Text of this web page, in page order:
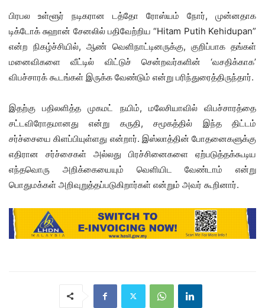
பிரபல உள்ளூர் நடிகரான டத்தோ ரோஸ்யம் நோர், முன்னதாக
டிக்டோக் சுஹான் சேனலில் பதிவேற்றிய “Hitam Putih Kehidupan”
என்ற நிகழ்ச்சியில், ஆண் வெளிநாட்டினருக்கு, குறிப்பாக தங்கள்
மனைவிகளை வீட்டில் விட்டுச் சென்றவர்களின் ‘வசதிக்காக’
விபச்சாரக் கூடங்கள் இருக்க வேண்டும் என்று பரிந்துரைத்திருந்தார்.
இதற்கு பதிலளித்த முகமட் நயிம், மலேசியாவில் விபச்சாரத்தை
சட்டவிரோதமானது என்று கருதி, சமூகத்தில் இந்த திட்டம்
சர்ச்சையை கிளப்பியுள்ளது என்றார். இஸ்லாத்தின் போதனைகளுக்கு
எதிரான சர்ச்சைகள் அல்லது பிரச்சினைகளை ஏற்படுத்தக்கூடிய
எந்தவொரு அறிக்கையையும் வெளியிட வேண்டாம் என்று
பொதுமக்கள் அறிவுறுத்தப்படுகிறார்கள் என்றும் அவர் கூறினார்.